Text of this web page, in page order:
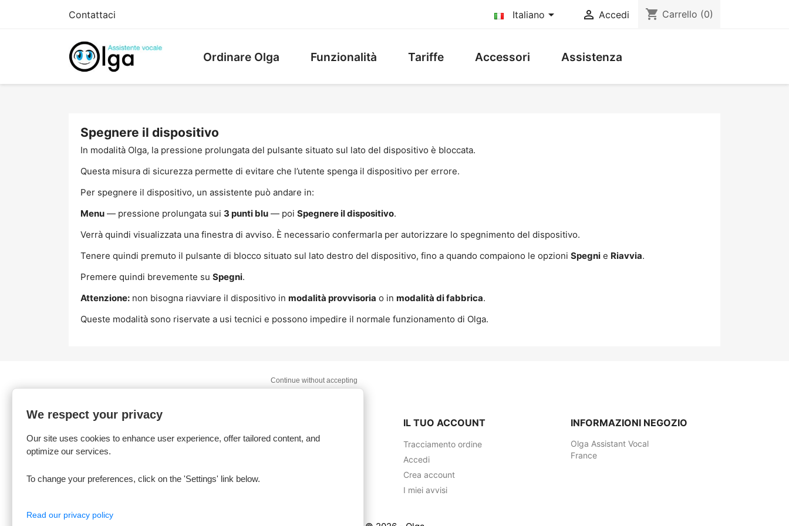
Contattaci Italiano  Accedi shopping_cart Carrello (0)
Ordinare Olga Funzionalità Tariffe Accessori Assistenza
Spegnere il dispositivo
In modalità Olga, la pressione prolungata del pulsante situato sul lato del dispositivo è bloccata.
Questa misura di sicurezza permette di evitare che l’utente spenga il dispositivo per errore.
Per spegnere il dispositivo, un assistente può andare in:
Menu — pressione prolungata sui 3 punti blu — poi Spegnere il dispositivo.
Verrà quindi visualizzata una finestra di avviso. È necessario confermarla per autorizzare lo spegnimento del dispositivo.
Tenere quindi premuto il pulsante di blocco situato sul lato destro del dispositivo, fino a quando compaiono le opzioni Spegni e Riavvia.
Premere quindi brevemente su Spegni.
Attenzione: non bisogna riavviare il dispositivo in modalità provvisoria o in modalità di fabbrica.
Queste modalità sono riservate a usi tecnici e possono impedire il normale funzionamento di Olga.
Products
Accessori
Avviso legale
Informazione
IL TUO ACCOUNT
Tracciamento ordine
Accedi
Crea account
I miei avvisi
INFORMAZIONI NEGOZIO
Olga Assistant Vocal
France
Continue without accepting
We respect your privacy
Our site uses cookies to enhance user experience, offer tailored content, and
optimize our services.
To change your preferences, click on the 'Settings' link below.
Read our privacy policy